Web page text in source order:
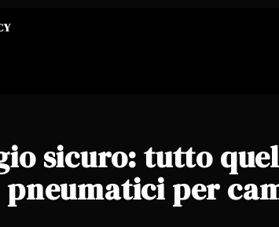
sicuro: tutto
pneumatici per